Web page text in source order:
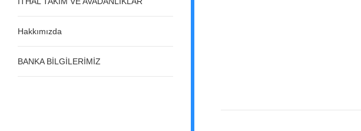
Hakkımızda
BANKA BİLGİLERİMİZ